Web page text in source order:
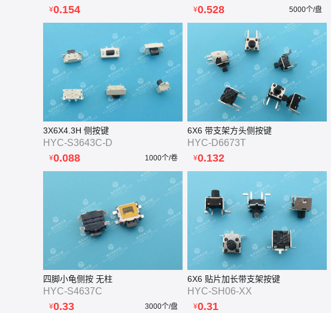
¥0.154 ¥0.528 5000个/盘
3X6X4.3H 侧按键
HYC-S3643C-D
¥0.088 1000个/卷
6X6 带支架方头侧按键
HYC-D6673T
¥0.132
四脚小龟侧按 无柱
HYC-S4637C
¥0.33 3000个/盘
6X6 贴片加长带支架按键
HYC-SH06-XX
¥0.31